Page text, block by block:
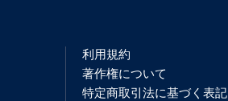
利用規約
著作権について
特定商取引法に基づく表記